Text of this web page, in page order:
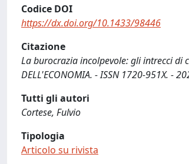
Codice DOI
https://dx.doi.org/10.1433/98446
Citazione
La burocrazia incolpevole: gli intrecci di
DELL'ECONOMIA. - ISSN 1720-951X. -
Tutti gli autori
Cortese, Fulvio
Tipologia
Articolo su rivista